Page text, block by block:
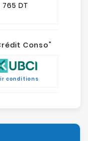
765 DT
Conso"
conditions